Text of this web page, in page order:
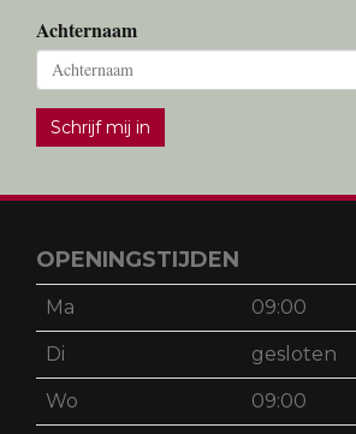
Achternaam
Schrijf mij in
OPENINGSTIJDEN
Ma 09:00
Di gesloten
Wo 09:00